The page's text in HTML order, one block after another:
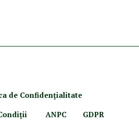
de Confidenţialitate
ANPC
GDPR